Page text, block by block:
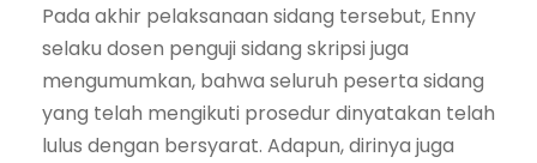
Pada akhir pelaksanaan sidang tersebut, Enny
selaku dosen penguji sidang skripsi juga
mengumumkan, bahwa seluruh peserta sidang
yang telah mengikuti prosedur dinyatakan telah
lulus dengan bersyarat. Adapun, dirinya juga